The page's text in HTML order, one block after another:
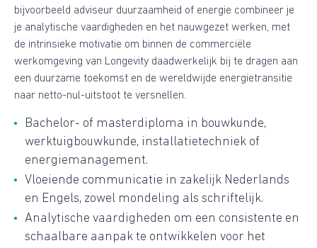
bijvoorbeeld adviseur duurzaamheid of energie combineer je
je analytische vaardigheden en het nauwgezet werken, met
de intrinsieke motivatie om binnen de commerciële
werkomgeving van Longevity daadwerkelijk bij te dragen aan
een duurzame toekomst en de wereldwijde energietransitie
naar netto-nul-uitstoot te versnellen.
Bachelor- of masterdiploma in bouwkunde,
werktuigbouwkunde, installatietechniek of
energiemanagement.
Vloeiende communicatie in zakelijk Nederlands
en Engels, zowel mondeling als schriftelijk.
Analytische vaardigheden om een consistente en
schaalbare aanpak te ontwikkelen voor het